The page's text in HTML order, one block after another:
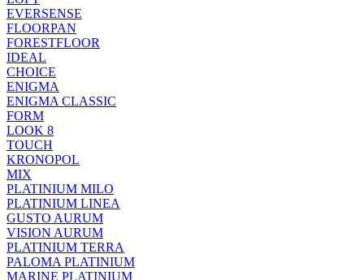
EVERSENSE
FLOORPAN
FORESTFLOOR
IDEAL
CHOICE
ENIGMA
ENIGMA CLASSIC
FORM
LOOK 8
TOUCH
KRONOPOL
MIX
PLATINIUM MILO
PLATINIUM LINEA
GUSTO AURUM
VISION AURUM
PLATINIUM TERRA
PALOMA PLATINIUM
MARINE PLATINIUM